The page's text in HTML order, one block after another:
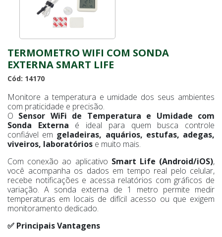
TERMOMETRO WIFI COM SONDA
EXTERNA SMART LIFE
Cód: 14170
Monitore a temperatura e umidade dos seus ambientes
com praticidade e precisão.
O Sensor WiFi de Temperatura e Umidade com
Sonda Externa é ideal para quem busca controle
confiável em geladeiras, aquários, estufas, adegas,
viveiros, laboratórios e muito mais.
Com conexão ao aplicativo Smart Life (Android/iOS),
você acompanha os dados em tempo real pelo celular,
recebe notificações e acessa relatórios com gráficos de
variação. A sonda externa de 1 metro permite medir
temperaturas em locais de difícil acesso ou que exigem
monitoramento dedicado.
✅ Principais Vantagens